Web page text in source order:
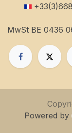
MwSt BE 0436
Powered by